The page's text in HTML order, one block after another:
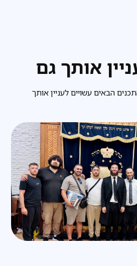
אותך גם
הבאים עשויים לעניין אותך